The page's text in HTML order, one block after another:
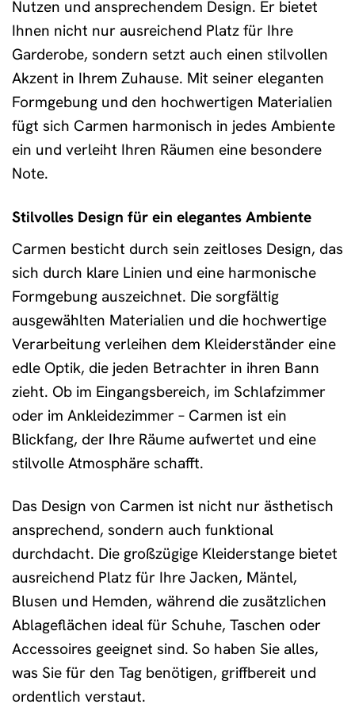
Nutzen und ansprechendem Design. Er bietet
Ihnen nicht nur ausreichend Platz für Ihre
Garderobe, sondern setzt auch einen stilvollen
Akzent in Ihrem Zuhause. Mit seiner eleganten
Formgebung und den hochwertigen Materialien
fügt sich Carmen harmonisch in jedes Ambiente
ein und verleiht Ihren Räumen eine besondere
Note.
Stilvolles Design für ein elegantes Ambiente
Carmen besticht durch sein zeitloses Design, das
sich durch klare Linien und eine harmonische
Formgebung auszeichnet. Die sorgfältig
ausgewählten Materialien und die hochwertige
Verarbeitung verleihen dem Kleiderständer eine
edle Optik, die jeden Betrachter in ihren Bann
zieht. Ob im Eingangsbereich, im Schlafzimmer
oder im Ankleidezimmer – Carmen ist ein
Blickfang, der Ihre Räume aufwertet und eine
stilvolle Atmosphäre schafft.
Das Design von Carmen ist nicht nur ästhetisch
ansprechend, sondern auch funktional
durchdacht. Die großzügige Kleiderstange bietet
ausreichend Platz für Ihre Jacken, Mäntel,
Blusen und Hemden, während die zusätzlichen
Ablageflächen ideal für Schuhe, Taschen oder
Accessoires geeignet sind. So haben Sie alles,
was Sie für den Tag benötigen, griffbereit und
ordentlich verstaut.